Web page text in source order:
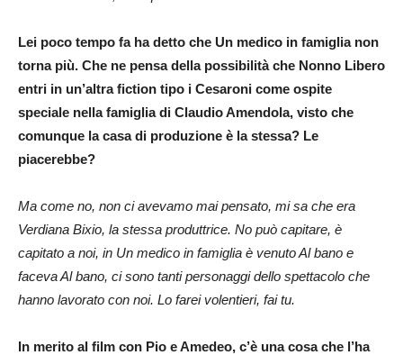
Lei poco tempo fa ha detto che Un medico in famiglia non
torna più. Che ne pensa della possibilità che Nonno Libero
entri in un’altra fiction tipo i Cesaroni come ospite
speciale nella famiglia di Claudio Amendola, visto che
comunque la casa di produzione è la stessa? Le
piacerebbe?
Ma come no, non ci avevamo mai pensato, mi sa che era
Verdiana Bixio, la stessa produttrice. No può capitare, è
capitato a noi, in Un medico in famiglia è venuto Al bano e
faceva Al bano, ci sono tanti personaggi dello spettacolo che
hanno lavorato con noi. Lo farei volentieri, fai tu.
In merito al film con Pio e Amedeo, c’è una cosa che l’ha